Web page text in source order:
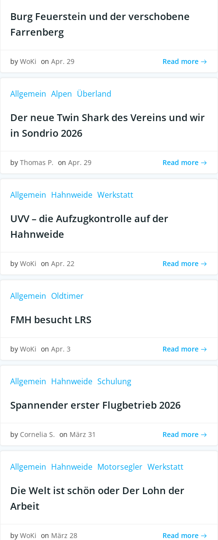
Burg Feuerstein und der verschobene
Farrenberg
by WoKi on Apr. 29 Read more
Allgemein Alpen Überland
Der neue Twin Shark des Vereins und wir
in Sondrio 2026
by Thomas P. on Apr. 29 Read more
Allgemein Hahnweide Werkstatt
UVV – die Aufzugkontrolle auf der
Hahnweide
by WoKi on Apr. 22 Read more
Allgemein Oldtimer
FMH besucht LRS
by WoKi on Apr. 3 Read more
Allgemein Hahnweide Schulung
Spannender erster Flugbetrieb 2026
by Cornelia S. on März 31 Read more
Allgemein Hahnweide Motorsegler Werkstatt
Die Welt ist schön oder Der Lohn der
Arbeit
by WoKi on März 28 Read more